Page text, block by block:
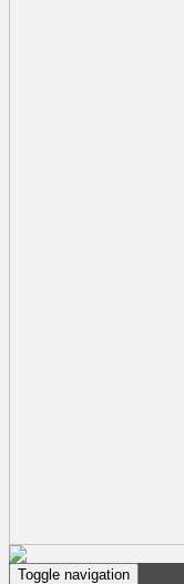
Toggle navigation